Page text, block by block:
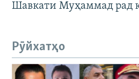
Шавкати Муҳаммад рад
Рӯйхатҳо